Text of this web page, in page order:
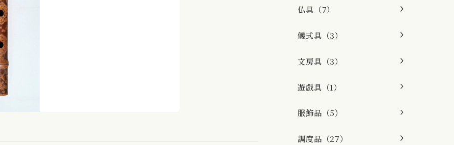
仏具（7）
儀式具（3）
文房具（3）
遊戯具（1）
服飾品（5）
調度品（27）